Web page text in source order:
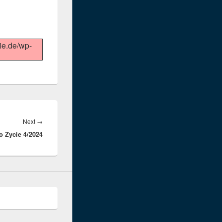
wp-
Next →
post:
Zycie 4/2024